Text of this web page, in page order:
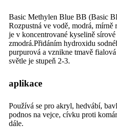
Basic Methylen Blue BB (Basic
Rozpustná ve vodě, modrá,
je v koncentrované kyselině
zmodrá.Přidáním hydroxidu
purpurová a vznikne tmavě
světle je stupeň 2-3.
aplikace
Používá se pro akryl, hedvábí,
podnos na vejce, cívku proti
dále.